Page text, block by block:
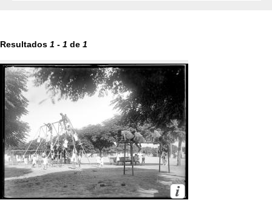
Resultados 1 - 1 de 1